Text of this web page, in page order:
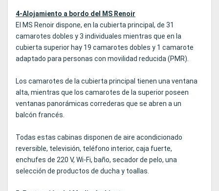
4-Alojamiento a bordo del MS Renoir
El MS Renoir dispone, en la cubierta principal, de 31
camarotes dobles y 3 individuales mientras que en la
cubierta superior hay 19 camarotes dobles y 1 camarote
adaptado para personas con movilidad reducida (PMR).
Los camarotes de la cubierta principal tienen una ventana
alta, mientras que los camarotes de la superior poseen
ventanas panorámicas correderas que se abren a un
balcón francés.
Todas estas cabinas disponen de aire acondicionado
reversible, televisión, teléfono interior, caja fuerte,
enchufes de 220 V, Wi-Fi, baño, secador de pelo, una
selección de productos de ducha y toallas.